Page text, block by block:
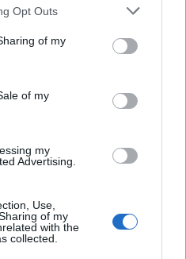
uses one or more Google
behaviour. You may click to
and its third-party tags to
purposes in below Google
Opt Outs
of my
of my
my
Advertising.
Use,
of my
with the
collected.
έργο βοήθησε στην ομαλή
του κοινωνικού
υποστηρίζοντας 11
μέσω των
της Αντιγόνη
αγαπημένα τους
φέρει τεράστιες
Google News